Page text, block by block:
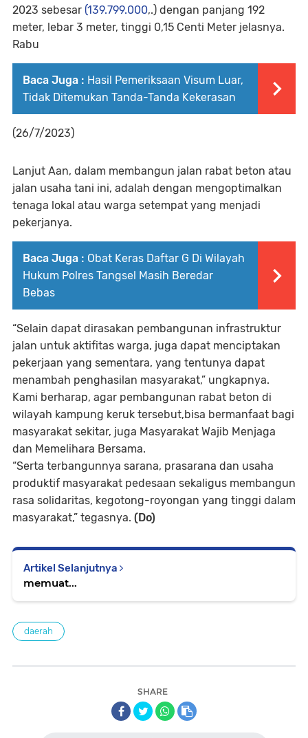
2023 sebesar (139.799.000,.) dengan panjang 192
meter, lebar 3 meter, tinggi 0,15 Centi Meter jelasnya.
Rabu
Baca Juga : Hasil Pemeriksaan Visum Luar,
Tidak Ditemukan Tanda-Tanda Kekerasan
(26/7/2023)
Lanjut Aan, dalam membangun jalan rabat beton atau
jalan usaha tani ini, adalah dengan mengoptimalkan
tenaga lokal atau warga setempat yang menjadi
pekerjanya.
Baca Juga : Obat Keras Daftar G Di Wilayah
Hukum Polres Tangsel Masih Beredar
Bebas
“Selain dapat dirasakan pembangunan infrastruktur
jalan untuk aktifitas warga, juga dapat menciptakan
pekerjaan yang sementara, yang tentunya dapat
menambah penghasilan masyarakat,” ungkapnya.
Kami berharap, agar pembangunan rabat beton di
wilayah kampung keruk tersebut,bisa bermanfaat bagi
masyarakat sekitar, juga Masyarakat Wajib Menjaga
dan Memelihara Bersama.
“Serta terbangunnya sarana, prasarana dan usaha
produktif masyarakat pedesaan sekaligus membangun
rasa solidaritas, kegotong-royongan yang tinggi dalam
masyarakat,” tegasnya. (Do)
Artikel Selanjutnya
memuat...
daerah
SHARE